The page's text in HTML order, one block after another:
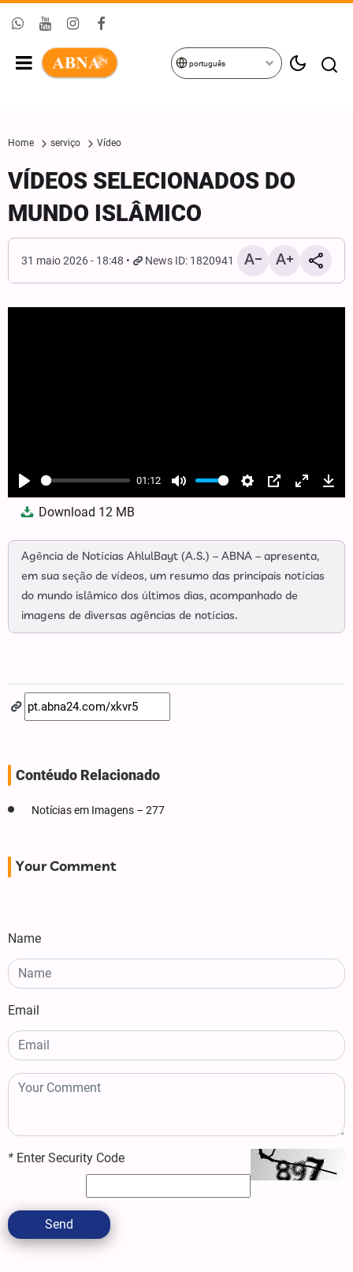
português
Home serviço Vídeo
VÍDEOS SELECIONADOS DO
MUNDO ISLÂMICO
31 maio 2026 - 18:48 News ID: 1820941
Play
01:12
Mute Settings
PIP Enter
Download 12 MB
Agência de Notícias AhlulBayt (A.S.) – ABNA – apresenta,
em sua seção de vídeos, um resumo das principais notícias
do mundo islâmico dos últimos dias, acompanhado de
imagens de diversas agências de notícias.
Contéudo Relacionado
Notícias em Imagens – 277
Your Comment
Name
Email
* Enter Security Code
Send